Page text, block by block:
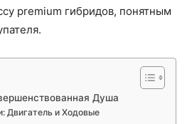
premium гибридов, понятным
Душа
Двигатель и Ходовые